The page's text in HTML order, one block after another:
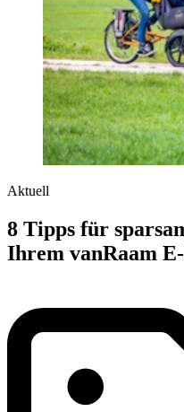
Aktuell
8 Tipps für
Ihrem vanRaam